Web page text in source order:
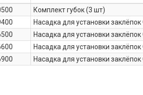
Комплект губок (3 шт)
Насадка для установки
Насадка для установки
Насадка для установки
Насадка для установки